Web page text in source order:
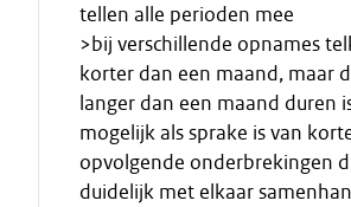
tellen alle perioden mee
>bij verschillende opnames
korter dan een maand, maar
langer dan een maand duren
mogelijk als sprake is van
opvolgende onderbrekingen
duidelijk met elkaar